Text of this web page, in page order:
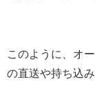
このように、オ
の直送や持ち込